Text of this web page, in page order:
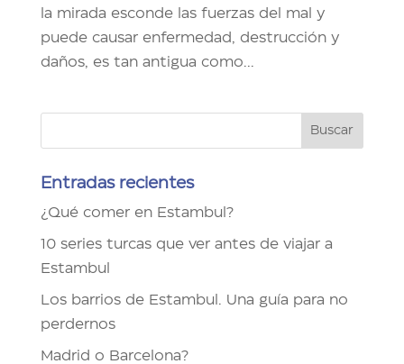
la mirada esconde las fuerzas del mal y
puede causar enfermedad, destrucción y
daños, es tan antigua como...
Entradas recientes
¿Qué comer en Estambul?
10 series turcas que ver antes de viajar a
Estambul
Los barrios de Estambul. Una guía para no
perdernos
Madrid o Barcelona?